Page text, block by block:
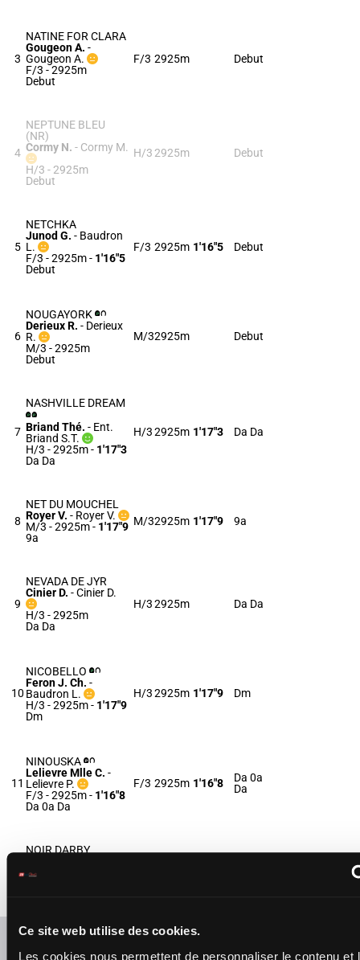
Ce site web utilise des cookies.
Les cookies nous permettent de personnaliser le contenu et
3
NATINE FOR CLARA
Gougeon A. -
Gougeon A.
F/3 - 2925m
Debut
F/3 2925m Debut
4
NEPTUNE BLEU
(NR)
Cormy N. - Cormy M.
H/3 - 2925m
Debut
H/3 2925m Debut
5
NETCHKA
Junod G. - Baudron
L.
F/3 - 2925m- 1'16"5
Debut
F/3 2925m 1'16"5 Debut
6
NOUGAYORK
Derieux R. - Derieux
R.
M/3 - 2925m
Debut
M/32925m Debut
7
NASHVILLE DREAM
Briand Thé. - Ent.
Briand S.T.
H/3 - 2925m- 1'17"3
Da Da
H/32925m 1'17"3 Da Da
8
NET DU MOUCHEL
Royer V. - Royer V.
M/3 - 2925m- 1'17"9
9a
M/32925m 1'17"9 9a
9
NEVADA DE JYR
Cinier D. -Cinier D.
H/3 - 2925m
Da Da
H/32925m Da Da
10
NICOBELLO
Feron J. Ch. -
Baudron L.
H/3 - 2925m- 1'17"9
Dm
H/32925m 1'17"9 Dm
11
NINOUSKA
Lelievre Mlle C. -
Lelievre P.
F/3 - 2925m- 1'16"8
Da 0a Da
F/3 2925m 1'16"8
Da 0a
Da
12
NOIR DARBY
Martens S.C.